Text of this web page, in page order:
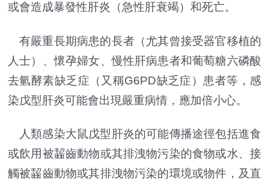
或會造成暴發性肝炎（急性肝衰竭）和死亡。
有嚴重長期病患的長者（尤其曾接受器官移植的
人士）、懷孕婦女、慢性肝病患者和葡萄糖六磷酸
去氫酵素缺乏症（又稱G6PD缺乏症）患者等，感
染戊型肝炎可能會出現嚴重病情，應加倍小心。
人類感染大鼠戊型肝炎的可能傳播途徑包括進食
或飲用被齧齒動物或其排洩物污染的食物或水、接
觸被齧齒動物或其排洩物污染的環境或物件，及直